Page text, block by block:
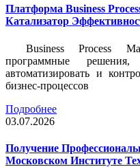
Платформа Business
Катализатор
Business Process
программные решения,
автоматизировать и
бизнес-процессов
Подробнее
03.07.2026
Получение
Московском Институте